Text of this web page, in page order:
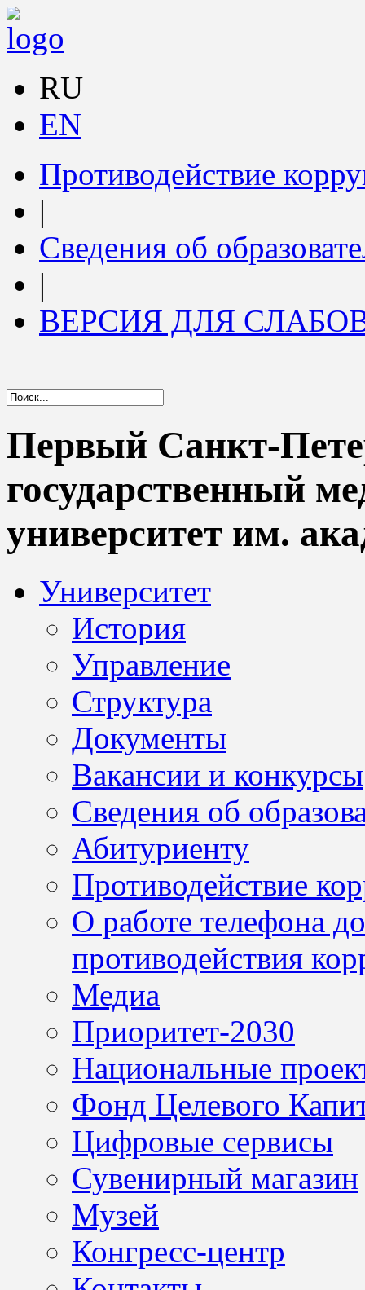
RU
EN
Противодействие
|
Сведения об
|
ВЕРСИЯ ДЛЯ
Первый Санкт-
государственный
университет им.
Университет
История
Управление
Структура
Документы
Вакансии и конкурсы
Сведения об
Абитуриенту
Противодействие
О работе телефона
противодействия
Медиа
Приоритет-2030
Национальные
Фонд Целевого
Цифровые сервисы
Сувенирный магазин
Музей
Конгресс-центр